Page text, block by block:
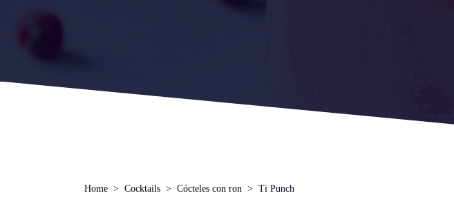
Home Cocktails Cócteles con ron Ti Punch